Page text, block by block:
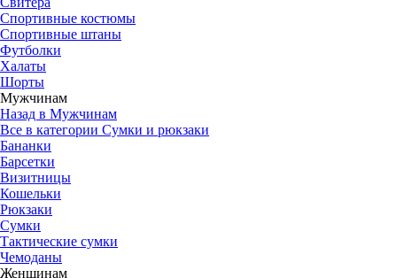
Спортивные костюмы
Спортивные штаны
Футболки
Халаты
Шорты
Мужчинам
Назад в Мужчинам
Все в категории Сумки и рюкзаки
Бананки
Барсетки
Визитницы
Кошельки
Рюкзаки
Сумки
Тактические сумки
Чемоданы
Женщинам